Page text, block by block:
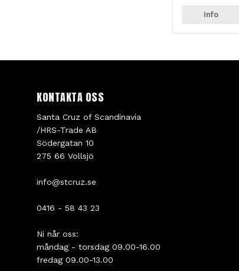
Info
KONTAKTA OSS
Santa Cruz of Scandinavia
/HRS-Trade AB
Södergatan 10
275 66 Vollsjö
info@stcruz.se
0416 - 58 43 23
Ni når oss:
måndag - torsdag 09.00-16.00
fredag 09.00-13.00